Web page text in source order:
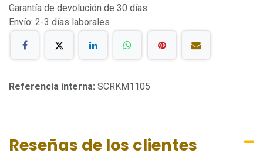
Garantía de devolución de 30 días
Envío: 2-3 días laborales
Referencia interna: SCRKM1105
Reseñas de los clientes